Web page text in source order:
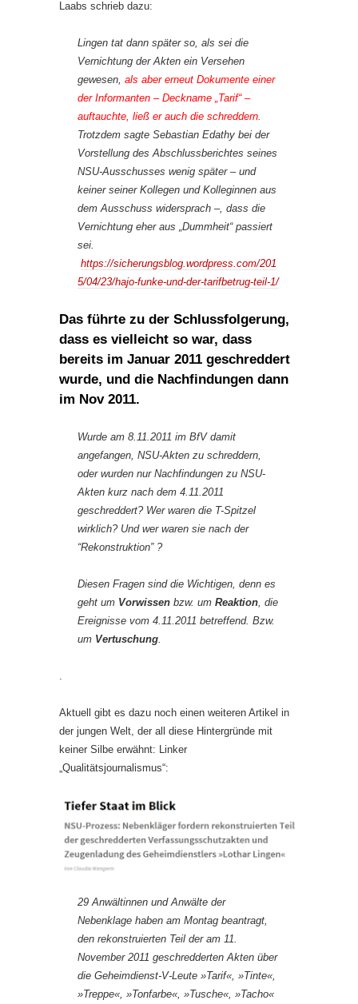
Laabs schrieb dazu:
Lingen tat dann später so, als sei die
Vernichtung der Akten ein Versehen
gewesen, als aber erneut Dokumente einer
der Informanten – Deckname „Tarif“ –
auftauchte, ließ er auch die schreddern.
Trotzdem sagte Sebastian Edathy bei der
Vorstellung des Abschlussberichtes seines
NSU-Ausschusses wenig später – und
keiner seiner Kollegen und Kolleginnen aus
dem Ausschuss widersprach –, dass die
Vernichtung eher aus „Dummheit“ passiert
sei.
https://sicherungsblog.wordpress.com/201
5/04/23/hajo-funke-und-der-tarifbetrug-teil-1/
Das führte zu der Schlussfolgerung,
dass es vielleicht so war, dass
bereits im Januar 2011 geschreddert
wurde, und die Nachfindungen dann
im Nov 2011.
Wurde am 8.11.2011 im BfV damit
angefangen, NSU-Akten zu schreddern,
oder wurden nur Nachfindungen zu NSU-
Akten kurz nach dem 4.11.2011
geschreddert? Wer waren die T-Spitzel
wirklich? Und wer waren sie nach der
“Rekonstruktion” ?
Diesen Fragen sind die Wichtigen, denn es
geht um Vorwissen bzw. um Reaktion , die
Ereignisse vom 4.11.2011 betreffend. Bzw.
um Vertuschung
Aktuell gibt es dazu noch einen weiteren Artikel in
der jungen Welt, der all diese Hintergründe mit
keiner Silbe erwähnt: Linker
„Qualitätsjournalismus“:
29 Anwältinnen und Anwälte der
Nebenklage haben am Montag beantragt,
den rekonstruierten Teil der am 11.
November 2011 geschredderten Akten über
die Geheimdienst-V-Leute »Tarif«, »Tinte«,
»Treppe«, »Tonfarbe«, »Tusche«, »Tacho«